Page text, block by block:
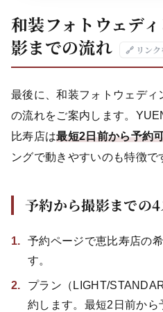
和装フォトウェデ
影までの流れ
🔗 リン
最後に、和装フォトウェディ
の流れをご案内します。
比寿店は最短2日前から予約
ングで動きやすいのも特徴で
予約から撮影までの
予約ページで恵比寿店の
す。
プラン（LIGHT/
約します。最短2日前から